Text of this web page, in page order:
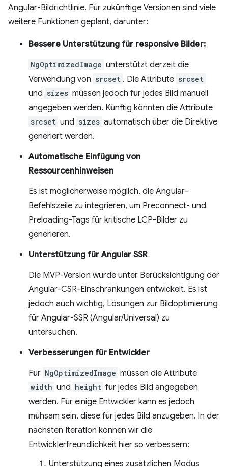
Angular-Bildrichtlinie. Für zukünftige Versionen sind viele
weitere Funktionen geplant, darunter:
Bessere Unterstützung für responsive Bilder:
NgOptimizedImage unterstützt derzeit die
Verwendung von srcset . Die Attribute srcset
und sizes müssen jedoch für jedes Bild manuell
angegeben werden. Künftig könnten die Attribute
srcset und sizes automatisch über die Direktive
generiert werden.
Automatische Einfügung von
Ressourcenhinweisen
Es ist möglicherweise möglich, die Angular-
Befehlszeile zu integrieren, um Preconnect- und
Preloading-Tags für kritische LCP-Bilder zu
generieren.
Unterstützung für Angular SSR
Die MVP-Version wurde unter Berücksichtigung der
Angular-CSR-Einschränkungen entwickelt. Es ist
jedoch auch wichtig, Lösungen zur Bildoptimierung
für Angular-SSR (Angular/Universal) zu
untersuchen.
Verbesserungen für Entwickler
Für NgOptimizedImage müssen die Attribute
width und height für jedes Bild angegeben
werden. Für einige Entwickler kann es jedoch
mühsam sein, diese für jedes Bild anzugeben. In der
nächsten Iteration können wir die
Entwicklerfreundlichkeit hier so verbessern:
Unterstützung eines zusätzlichen Modus